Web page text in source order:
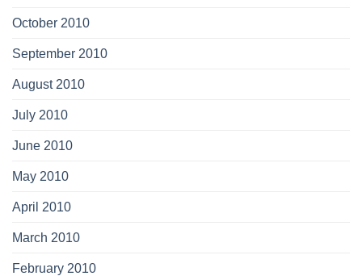
October 2010
September 2010
August 2010
July 2010
June 2010
May 2010
April 2010
March 2010
February 2010